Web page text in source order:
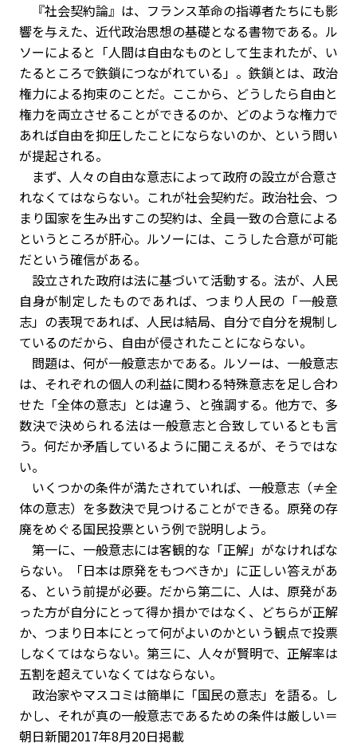
『社会契約論』は、フランス革命の指導者たちにも影
響を与えた、近代政治思想の基礎となる書物である。ル
ソーによると「人間は自由なものとして生まれたが、い
たるところで鉄鎖につながれている」。鉄鎖とは、政治
権力による拘束のことだ。ここから、どうしたら自由と
権力を両立させることができるのか、どのような権力で
あれば自由を抑圧したことにならないのか、という問い
が提起される。
まず、人々の自由な意志によって政府の設立が合意さ
れなくてはならない。これが社会契約だ。政治社会、つ
まり国家を生み出すこの契約は、全員一致の合意による
というところが肝心。ルソーには、こうした合意が可能
だという確信がある。
設立された政府は法に基づいて活動する。法が、人民
自身が制定したものであれば、つまり人民の「一般意
志」の表現であれば、人民は結局、自分で自分を規制し
ているのだから、自由が侵されたことにならない。
問題は、何が一般意志かである。ルソーは、一般意志
は、それぞれの個人の利益に関わる特殊意志を足し合わ
せた「全体の意志」とは違う、と強調する。他方で、多
数決で決められる法は一般意志と合致しているとも言
う。何だか矛盾しているように聞こえるが、そうではな
い。
いくつかの条件が満たされていれば、一般意志（≠全
体の意志）を多数決で見つけることができる。原発の存
廃をめぐる国民投票という例で説明しよう。
第一に、一般意志には客観的な「正解」がなければな
らない。「日本は原発をもつべきか」に正しい答えがあ
る、という前提が必要。だから第二に、人は、原発があ
った方が自分にとって得か損かではなく、どちらが正解
か、つまり日本にとって何がよいのかという観点で投票
しなくてはならない。第三に、人々が賢明で、正解率は
五割を超えていなくてはならない。
政治家やマスコミは簡単に「国民の意志」を語る。し
かし、それが真の一般意志であるための条件は厳しい＝
朝日新聞2017年8月20日掲載